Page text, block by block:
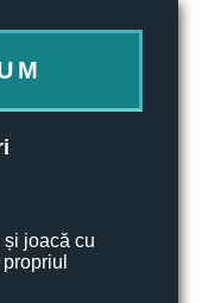
joacă cu